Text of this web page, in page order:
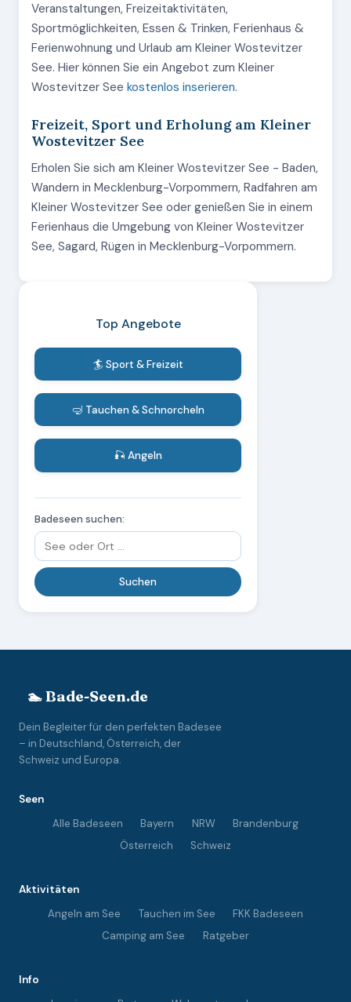
Veranstaltungen, Freizeitaktivitäten,
Sportmöglichkeiten, Essen & Trinken, Ferienhaus &
Ferienwohnung und Urlaub am Kleiner Wostevitzer
See. Hier können Sie ein Angebot zum Kleiner
Wostevitzer See kostenlos inserieren.
Freizeit, Sport und Erholung am Kleiner
Wostevitzer See
Erholen Sie sich am Kleiner Wostevitzer See - Baden,
Wandern in Mecklenburg-Vorpommern, Radfahren am
Kleiner Wostevitzer See oder genießen Sie in einem
Ferienhaus die Umgebung von Kleiner Wostevitzer
See, Sagard, Rügen in Mecklenburg-Vorpommern.
Top Angebote
🏄 Sport & Freizeit
🤿 Tauchen & Schnorcheln
🎣 Angeln
Badeseen suchen:
🏊 Bade-Seen.de
Dein Begleiter für den perfekten Badesee
– in Deutschland, Österreich, der
Schweiz und Europa.
Seen
Alle Badeseen
Bayern NRW
Brandenburg
Österreich
Schweiz
Aktivitäten
Angeln am See
Tauchen im See
FKK Badeseen
Camping am See
Ratgeber
Info